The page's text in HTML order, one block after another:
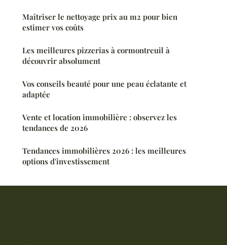
Maîtriser le nettoyage prix au m2 pour bien
estimer vos coûts
Les meilleures pizzerias à cormontreuil à
découvrir absolument
Vos conseils beauté pour une peau éclatante et
adaptée
Vente et location immobilière : observez les
tendances de 2026
Tendances immobilières 2026 : les meilleures
options d'investissement